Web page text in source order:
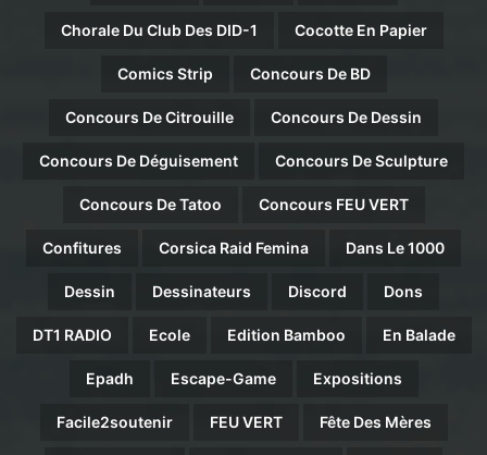
Chorale Du Club Des DID-1 Cocotte En Papier
Comics Strip Concours De BD
Concours De Citrouille Concours De Dessin
Concours De Déguisement Concours De Sculpture
Concours De Tatoo Concours FEU VERT
Confitures Corsica Raid Femina Dans Le 1000
Dessin Dessinateurs Discord Dons
DT1 RADIO Ecole Edition Bamboo En Balade
Epadh Escape-Game Expositions
Facile2soutenir FEU VERT Fête Des Mères